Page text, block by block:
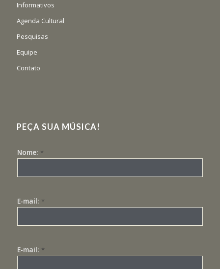
Informativos
Agenda Cultural
Pesquisas
Equipe
Contato
PEÇA SUA MÚSICA!
Nome: *
E-mail: *
E-mail: *